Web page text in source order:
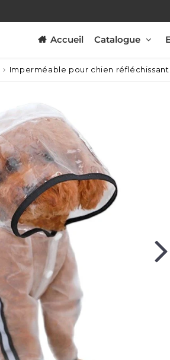
Accueil Catalogue
› Imperméable pour chien